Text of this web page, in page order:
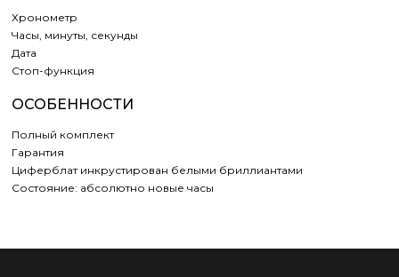
Хронометр
Часы, минуты, секунды
Дата
Cтоп-функция
ОСОБЕННОСТИ
Полный комплект
Гарантия
Циферблат инкрустирован белыми бриллиантами
Состояние: абсолютно новые часы